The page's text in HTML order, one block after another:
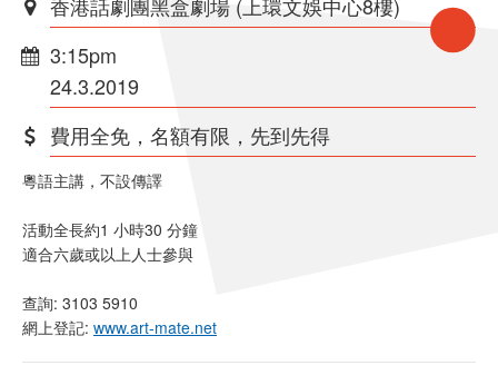
香港話劇團黑盒劇場 (上環文娛中心8樓)
3:15pm
24.3.2019
費用全免，名額有限，先到先得
粵語主講，不設傳譯
活動全長約1 小時30 分鐘
適合六歲或以上人士參與
查詢: 3103 5910
網上登記: www.art-mate.net